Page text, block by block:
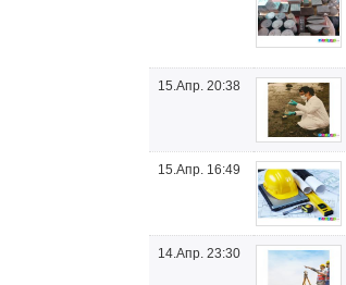
15.Апр. 20:38
15.Апр. 16:49
14.Апр. 23:30